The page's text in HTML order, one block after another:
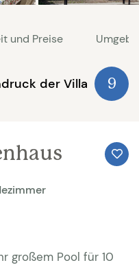
und Preise
der Villa 9
großem Pool für 10